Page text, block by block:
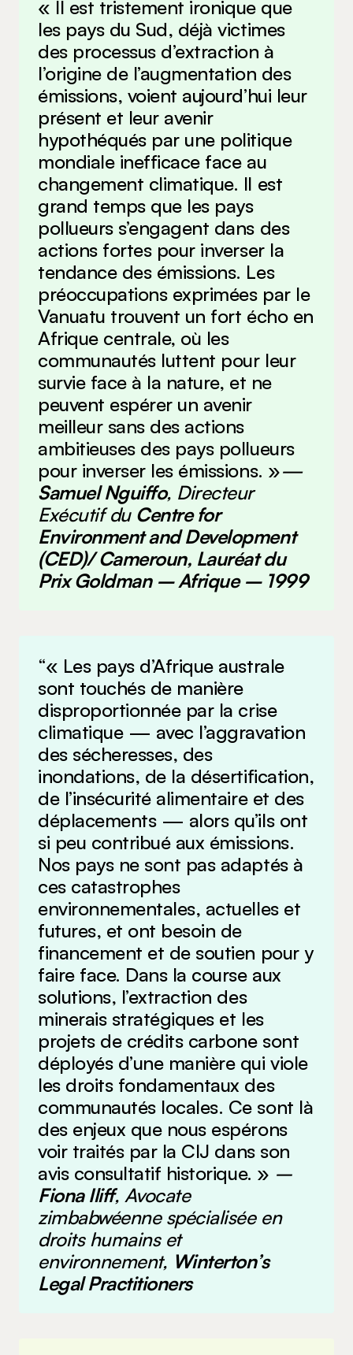
« Il est tristement ironique que
les pays du Sud, déjà victimes
des processus d’extraction à
l’origine de l’augmentation des
émissions, voient aujourd’hui leur
présent et leur avenir
hypothéqués par une politique
mondiale inefficace face au
changement climatique. Il est
grand temps que les pays
pollueurs s’engagent dans des
actions fortes pour inverser la
tendance des émissions. Les
préoccupations exprimées par le
Vanuatu trouvent un fort écho en
Afrique centrale, où les
communautés luttent pour leur
survie face à la nature, et ne
peuvent espérer un avenir
meilleur sans des actions
ambitieuses des pays pollueurs
pour inverser les émissions. »—
Samuel Nguiffo, Directeur
Exécutif du Centre for
Environment and Development
(CED)/ Cameroun, Lauréat du
Prix Goldman – Afrique – 1999
“« Les pays d’Afrique australe
sont touchés de manière
disproportionnée par la crise
climatique — avec l’aggravation
des sécheresses, des
inondations, de la désertification,
de l’insécurité alimentaire et des
déplacements — alors qu’ils ont
si peu contribué aux émissions.
Nos pays ne sont pas adaptés à
ces catastrophes
environnementales, actuelles et
futures, et ont besoin de
financement et de soutien pour y
faire face. Dans la course aux
solutions, l’extraction des
minerais stratégiques et les
projets de crédits carbone sont
déployés d’une manière qui viole
les droits fondamentaux des
communautés locales. Ce sont là
des enjeux que nous espérons
voir traités par la CIJ dans son
avis consultatif historique. » –
Fiona Iliff, Avocate
zimbabwéenne spécialisée en
droits humains et
environnement, Winterton’s
Legal Practitioners